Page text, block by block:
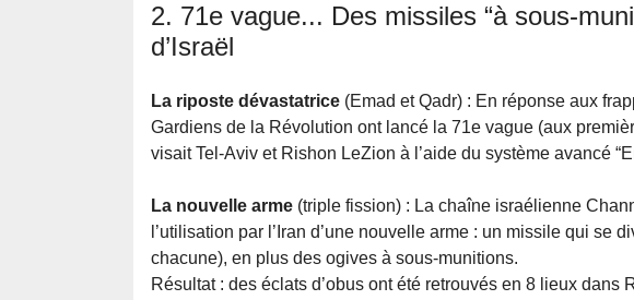
2. 71e vague... Des missiles “à sous-
d’Israël
La riposte dévastatrice (Emad et Qadr) : En réponse aux
Gardiens de la Révolution ont lancé la 71e vague (aux
visait Tel-Aviv et Rishon LeZion à l’aide du système avancé
La nouvelle arme (triple fission) : La chaîne israélienne
l’utilisation par l’Iran d’une nouvelle arme : un missile qui se
chacune), en plus des ogives à sous-munitions.
Résultat : des éclats d’obus ont été retrouvés en 8 lieux dans